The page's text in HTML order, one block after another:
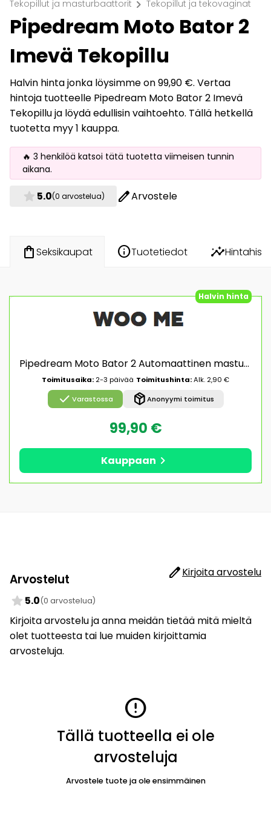
Tekopillut ja masturbaattorit chevron_right Tekopillut ja tekovaginat
Pipedream Moto Bator 2
Imevä Tekopillu
Halvin hinta jonka löysimme on 99,90 €. Vertaa
hintoja tuotteelle Pipedream Moto Bator 2 Imevä
Tekopillu ja löydä edullisin vaihtoehto. Tällä hetkellä
tuotetta myy 1 kauppa.
🔥 3 henkilöä katsoi tätä tuotetta viimeisen tunnin
aikana.
star 5.0(0 arvostelua) editArvostele
shopping_bagSeksikaupat infoTuotetiedot insights
Halvin hinta
Pipedream Moto Bator 2 Automaattinen masturbaattori
Toimitusaika: 2-3 päivää Toimitushinta:Alk. 2,90 €
check Varastossa package_2Anonyymi toimitus
99,90 €
Kauppaan chevron_right
Arvostelut editKirjoita arvostelu
star 5.0(0 arvostelua)
Kirjoita arvostelu ja anna meidän tietää mitä mieltä
olet tuotteesta tai lue muiden kirjoittamia
arvosteluja.
error
Tällä tuotteella ei ole
arvosteluja
Arvostele tuote ja ole ensimmäinen